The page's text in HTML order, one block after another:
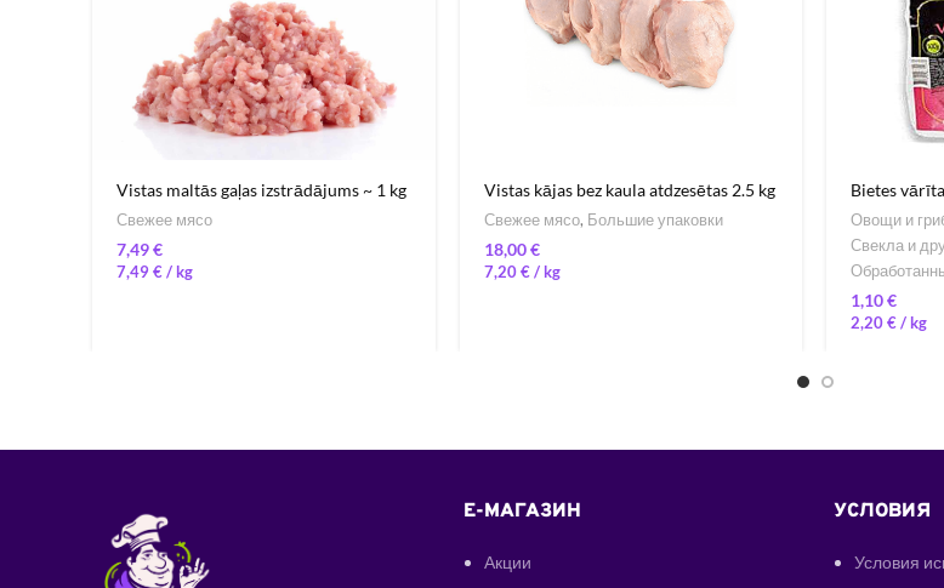
Vistas maltās gaļas izstrādājums ~ 1 kg
Свежее мясо
€
7,49€/
Vistas kājas bez kaula atdzesētas 2.5 kg
Свежее мясо, Большие упаковки
€
7,20€ /
Bietes
Овощи и
Свекла и
€
2,20€ /
E-МАГАЗИН
Акции
УСЛОВИЯ
Условия